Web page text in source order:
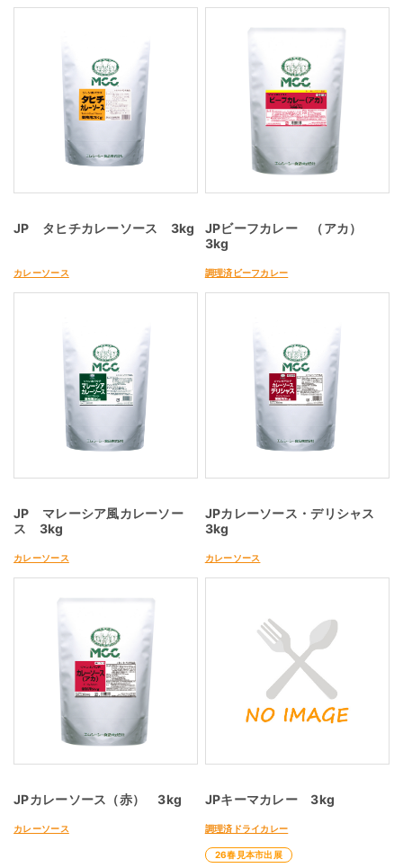
JP タヒチカレーソース 3kg
カレーソース
JPビーフカレー （アカ）
3kg
調理済ビーフカレー
JP マレーシア風カレーソー
ス 3kg
カレーソース
JPカレーソース・デリシャス
3kg
カレーソース
JPカレーソース（赤） 3kg
カレーソース
JPキーマカレー 3kg
調理済ドライカレー
26春見本市出展